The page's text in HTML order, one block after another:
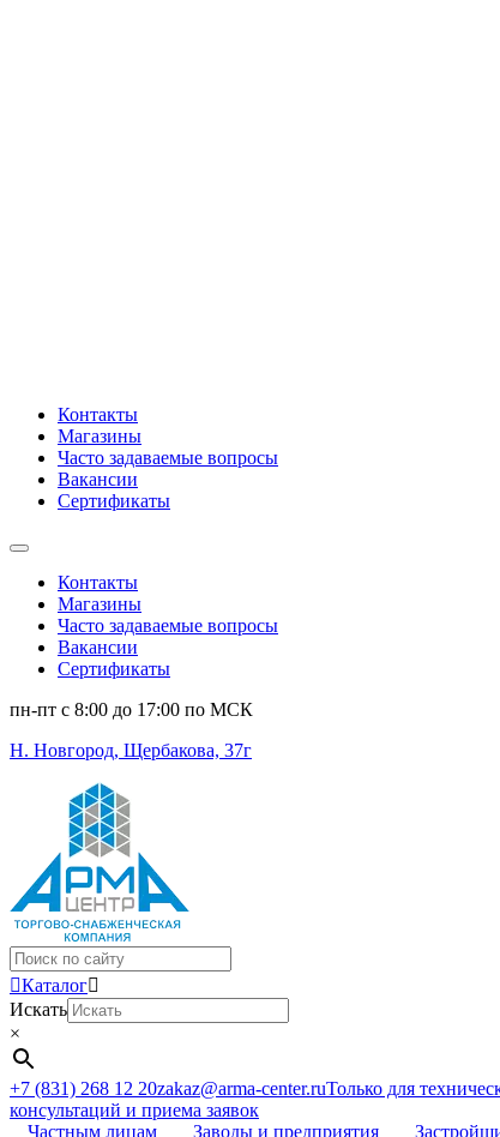
Контакты
Магазины
Часто задаваемые вопросы
Вакансии
Сертификаты
Контакты
Магазины
Часто задаваемые вопросы
Вакансии
Сертификаты
пн-пт c 8:00 до 17:00 по МСК
Н. Новгород, Щербакова, 37г
Поиск
...Каталог
Искать
×
+7 (831) 268 12 20zakaz@arma-center.ruТолько для
консультаций и приема заявок
Частным лицам
Заводы и предприятия